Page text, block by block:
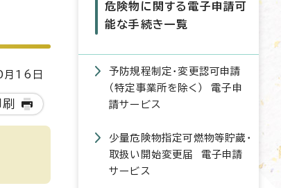
16日
危険物に関する電子申請可
能な手続き一覧
予防規程制定・変更認可申請
（特定事業所を除く） 電子申
請サービス
少量危険物指定可燃物等貯蔵・
取扱い開始変更届 電子申請
サービス